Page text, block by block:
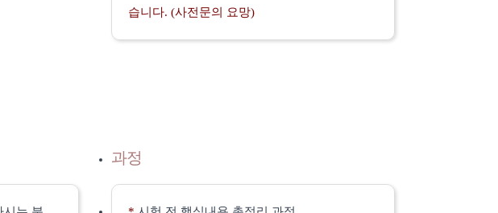
습니다. (사전문의 요망)
과정